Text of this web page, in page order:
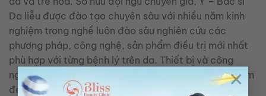
×
Da liễu được đào tạo chuyên sâu với nhiều năm kinh
nghiệm trong nghề luôn đào sâu nghiên cứu các
phương pháp, công nghệ, sản phẩm điều trị mới nhất
phù hợp với từng bệnh lý trên da. Thiết bị và công
nghệ làm đẹp được nhập khẩu từ các cường quốc làm
đẹp: Mỹ, Canada, Hàn Quốc, Nhật Bản,…đạt chuẩn